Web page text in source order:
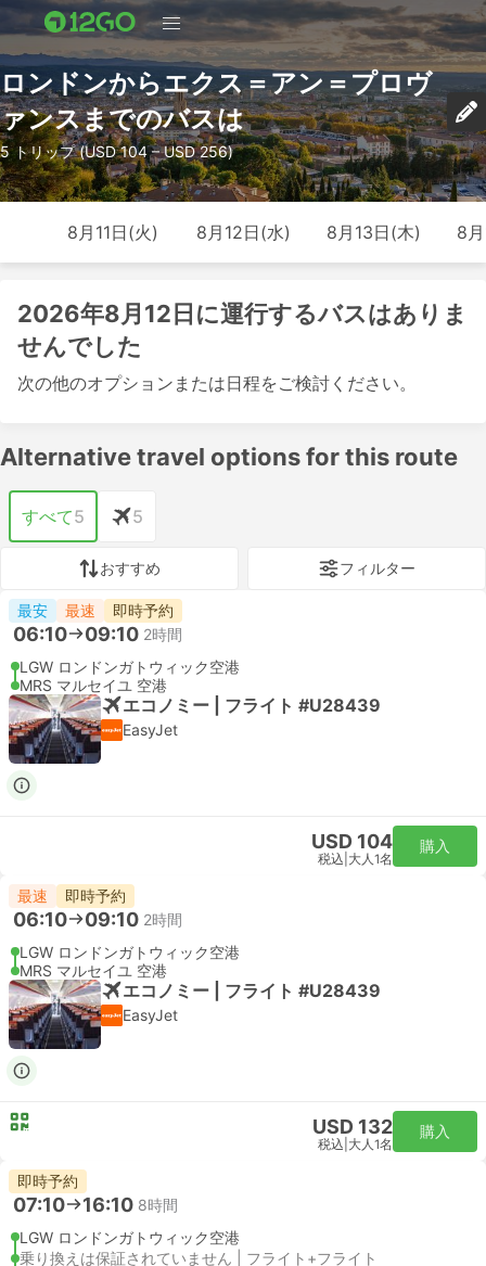
ロンドンからエクス＝アン＝プロヴ
ァンスまでのバスは
5 トリップ (USD 104 – USD 256)
8月11日(火) 8月12日(水) 8月13日(木) 8
2026年8月12日に運行するバスはありま
せんでした
次の他のオプションまたは日程をご検討ください。
Alternative travel options for this route
すべて5 5
おすすめ フィルター
最安 最速 即時予約
06:10 09:10 2時間
LGW ロンドンガトウィック空港
MRS マルセイユ 空港
エコノミー | フライト #U28439
EasyJet
USD 104
税込 大人1名
購入
最速 即時予約
06:10 09:10 2時間
LGW ロンドンガトウィック空港
MRS マルセイユ 空港
エコノミー | フライト #U28439
EasyJet
USD 132
税込 大人1名
購入
即時予約
07:10 16:10 8時間
LGW ロンドンガトウィック空港
乗り換えは保証されていません | フライト+フライト